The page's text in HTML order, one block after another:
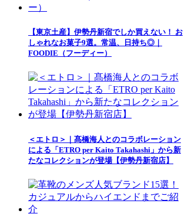
【東京土産】伊勢丹新宿でしか買えない！ お
しゃれなお菓子9選。常温、日持ち◎｜
FOODIE（フーディー）
＜エトロ＞｜髙橋海人とのコラボレーション
による「ETRO per Kaito Takahashi」から新
たなコレクションが登場【伊勢丹新宿店】